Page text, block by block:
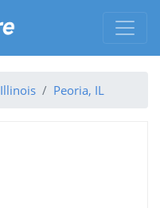
Illinois Peoria, IL